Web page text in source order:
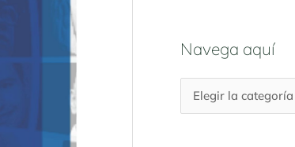
Navega aquí